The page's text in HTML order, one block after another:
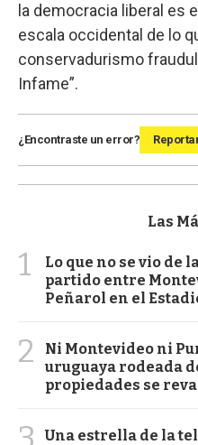
la democracia liberal es
escala occidental de lo
conservadurismo
Infame”.
¿Encontraste un error?
Las
1
Lo que no se vio de
partido entre
Peñarol en el
2
Ni Montevideo ni
uruguaya rodeada
propiedades se
Una estrella de la